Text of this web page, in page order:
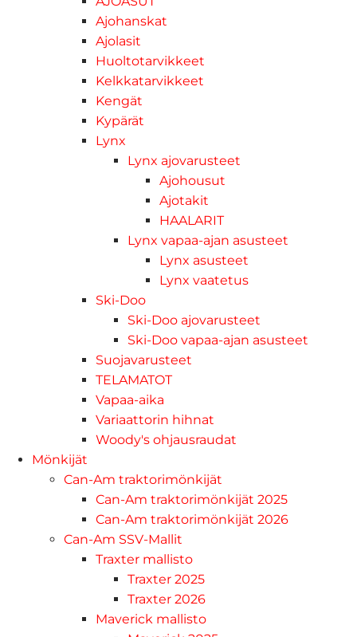
Ajohanskat
Ajolasit
Huoltotarvikkeet
Kelkkatarvikkeet
Kengät
Kypärät
Lynx
Lynx ajovarusteet
Ajohousut
Ajotakit
HAALARIT
Lynx vapaa-ajan asusteet
Lynx asusteet
Lynx vaatetus
Ski-Doo
Ski-Doo ajovarusteet
Ski-Doo vapaa-ajan asusteet
Suojavarusteet
TELAMATOT
Vapaa-aika
Variaattorin hihnat
Woody's ohjausraudat
Mönkijät
Can-Am traktorimönkijät
Can-Am traktorimönkijät 2025
Can-Am traktorimönkijät 2026
Can-Am SSV-Mallit
Traxter mallisto
Traxter 2025
Traxter 2026
Maverick mallisto